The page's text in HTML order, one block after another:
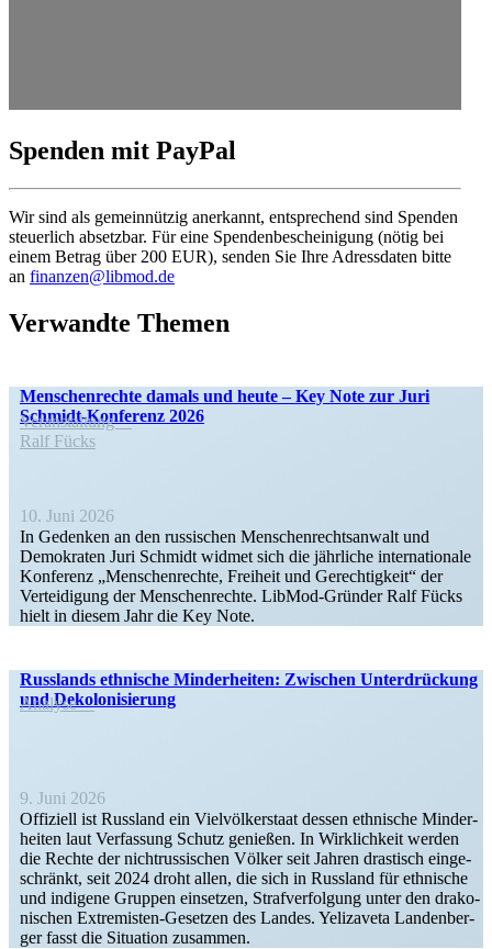
Spenden mit PayPal
Wir sind als gemein­nützig anerkannt, entspre­chend sind Spenden
steuerlich absetzbar. Für eine Spenden­be­schei­nigung (nötig bei
einem Betrag über 200 EUR), senden Sie Ihre Adress­daten bitte
an finanzen@libmod.de
Verwandte Themen
Menschen­rechte damals und heute – Key Note zur Juri
Schmidt-Konferenz 2026
Veran­staltung
Ralf Fücks
10. Juni 2026
In Gedenken an den russi­schen Menschen­rechts­anwalt und
Demokraten Juri Schmidt widmet sich die jährliche inter­na­tionale
Konferenz „Menschen­rechte, Freiheit und Gerech­tigkeit“ der
Vertei­digung der Menschen­rechte. LibMod-Gründer Ralf Fücks
hielt in diesem Jahr die Key Note.
Russ­lands eth­ni­sche Min­der­hei­ten: Zwi­schen Unter­drü­ckung
und Dekolonisierung
Analyse
9. Juni 2026
Offi­zi­ell ist Russ­land ein Viel­völ­ker­staat dessen eth­ni­sche Min­der­
hei­ten laut Ver­fas­sung Schutz genie­ßen. In Wirk­lich­keit werden
die Rechte der nicht­rus­si­schen Völker seit Jahren dras­tisch ein­ge­
schränkt, seit 2024 droht allen, die sich in Russ­land für eth­ni­sche
und indi­gene Gruppen ein­set­zen, Straf­ver­fol­gung unter den dra­ko­
ni­schen Extre­­­mis­ten-Geset­zen des Landes. Yeli­za­veta Lan­den­ber­
ger fasst die Situa­tion zusammen.